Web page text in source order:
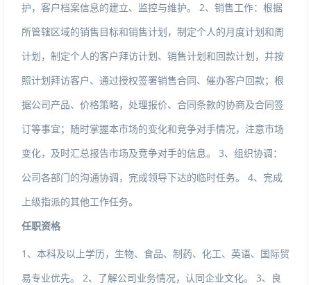
护，客户档案信息的建立、监控与维护。2、销售工作：根据
所管辖区域的销售目标和销售计划，制定个人的月度计划和周
计划，制定个人的客户拜访计划、销售计划和回款计划，并按
照计划拜访客户、通过授权签署销售合同、催办客户回款；根
据公司产品、价格策略，处理报价、合同条款的协商及合同签
订等事宜；随时掌握本市场的变化和竞争对手情况，注意市场
变化，及时汇总报告市场及竞争对手的信息。3、组织协调：
公司各部门的沟通协调，完成领导下达的临时任务。4、完成
上级指派的其他工作任务。
任职资格
1、本科及以上学历，生物、食品、制药、化工、英语、国际贸
易专业优先。2、了解公司业务情况，认同企业文化。3、良